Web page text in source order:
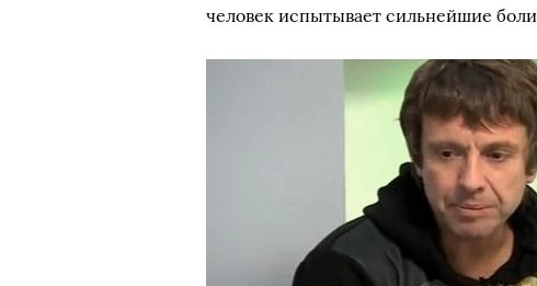
человек испытывает сильнейшие